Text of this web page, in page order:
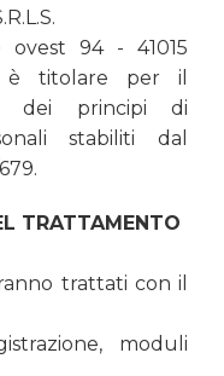
ovest 94 - 41015
è titolare per il
dei principi di
stabiliti dal
TRATTAMENTO
trattati con il
moduli